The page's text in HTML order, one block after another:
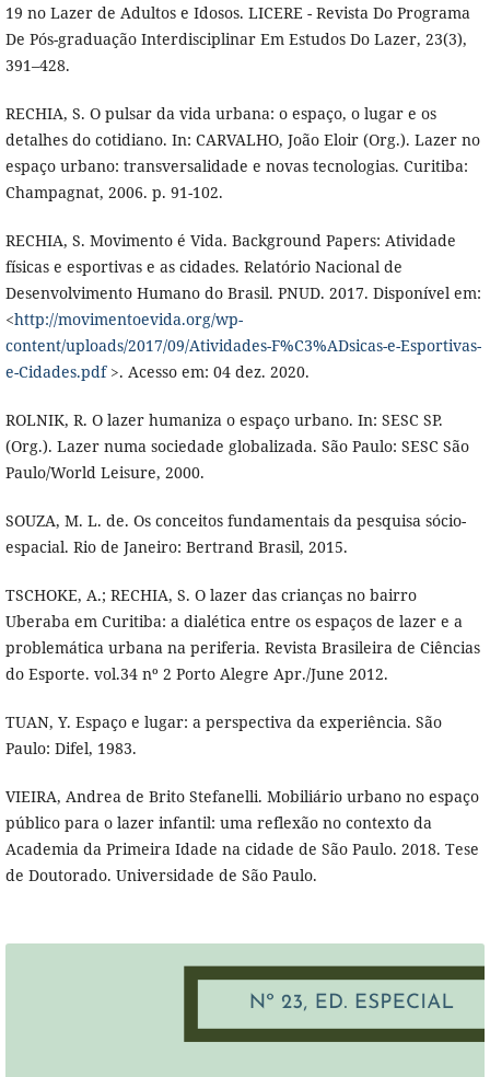
19 no Lazer de Adultos e Idosos. LICERE - Revista Do Programa
De Pós-graduação Interdisciplinar Em Estudos Do Lazer, 23(3),
391–428.
RECHIA, S. O pulsar da vida urbana: o espaço, o lugar e os
detalhes do cotidiano. In: CARVALHO, João Eloir (Org.). Lazer no
espaço urbano: transversalidade e novas tecnologias. Curitiba:
Champagnat, 2006. p. 91-102.
RECHIA, S. Movimento é Vida. Background Papers: Atividade
físicas e esportivas e as cidades. Relatório Nacional de
Desenvolvimento Humano do Brasil. PNUD. 2017. Disponível em:
<http://movimentoevida.org/wp-
content/uploads/2017/09/Atividades-F%C3%ADsicas-e-Esportivas-
e-Cidades.pdf>. Acesso em: 04 dez. 2020.
ROLNIK, R. O lazer humaniza o espaço urbano. In: SESC SP.
(Org.). Lazer numa sociedade globalizada. São Paulo: SESC São
Paulo/World Leisure, 2000.
SOUZA, M. L. de. Os conceitos fundamentais da pesquisa sócio-
espacial. Rio de Janeiro: Bertrand Brasil, 2015.
TSCHOKE, A.; RECHIA, S. O lazer das crianças no bairro
Uberaba em Curitiba: a dialética entre os espaços de lazer e a
problemática urbana na periferia. Revista Brasileira de Ciências
do Esporte. vol.34 nº 2 Porto Alegre Apr./June 2012.
TUAN, Y. Espaço e lugar: a perspectiva da experiência. São
Paulo: Difel, 1983.
VIEIRA, Andrea de Brito Stefanelli. Mobiliário urbano no espaço
público para o lazer infantil: uma reflexão no contexto da
Academia da Primeira Idade na cidade de São Paulo. 2018. Tese
de Doutorado. Universidade de São Paulo.